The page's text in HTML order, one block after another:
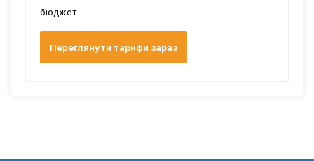
бюджет
Переглянути тарифи зараз